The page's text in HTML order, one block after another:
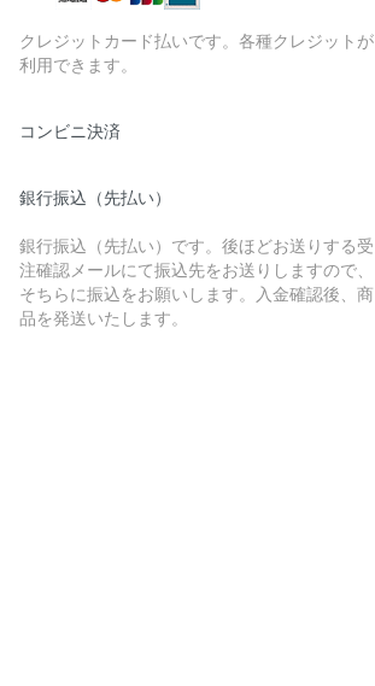
クレジットカード払いです。各種クレジットが
利用できます。
コンビニ決済
銀行振込（先払い）
銀行振込（先払い）です。後ほどお送りする受
注確認メールにて振込先をお送りしますので、
そちらに振込をお願いします。入金確認後、商
品を発送いたします。